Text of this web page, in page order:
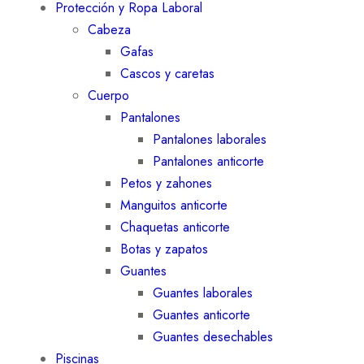
Protección y Ropa Laboral
Cabeza
Gafas
Cascos y caretas
Cuerpo
Pantalones
Pantalones laborales
Pantalones anticorte
Petos y zahones
Manguitos anticorte
Chaquetas anticorte
Botas y zapatos
Guantes
Guantes laborales
Guantes anticorte
Guantes desechables
Piscinas